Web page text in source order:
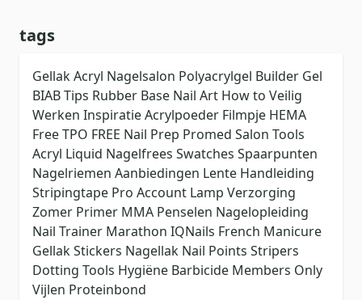
tags
GellakAcryl Nagelsalon Polyacrylgel Builder Gel
BIABTips Rubber Base Nail Art How to Veilig
Werken InspiratieAcrylpoeder Filmpje HEMA
FreeTPO FREE Nail Prep Promed Salon Tools
Acryl Liquid Nagelfrees Swatches Spaarpunten
Nagelriemen Aanbiedingen Lente Handleiding
Stripingtape Pro Account Lamp Verzorging
Zomer Primer MMA Penselen Nagelopleiding
Nail Trainer Marathon IQNails French Manicure
Gellak Stickers Nagellak Nail Points Stripers
Dotting Tools Hygiëne Barbicide Members Only
Vijlen Proteinbond